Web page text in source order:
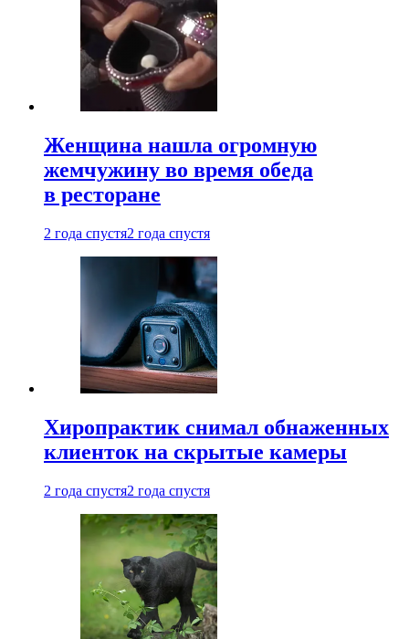
Женщина нашла огромную
жемчужину во время обеда
в ресторане
2 года спустя2 года спустя
Хиропрактик снимал обнаженных
клиенток на скрытые камеры
2 года спустя2 года спустя